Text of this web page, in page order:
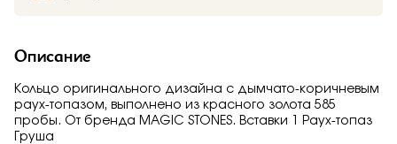
Описание
Кольцо оригинального дизайна с дымчато-коричневым
раух-топазом, выполнено из красного золота 585
пробы. От бренда MAGIC STONES. Вставки 1 Раух-топаз
Груша